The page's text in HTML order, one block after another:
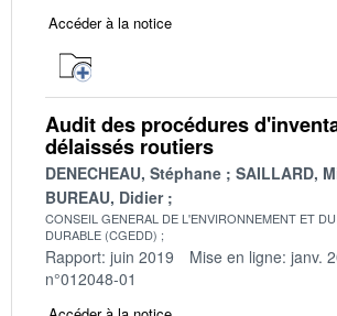
Accéder à la notice
Audit des procédures
délaissés routiers
DENECHEAU, Stéphane
SAILLARD,
BUREAU, Didier
CONSEIL GENERAL DE L'ENVIRONNEMENT ET
DURABLE (CGEDD)
Rapport: juin 2019 Mise en ligne: janv.
n°012048-01